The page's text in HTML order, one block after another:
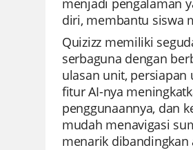
menjadi pengalaman
diri, membantu siswa
Quizizz memiliki
serbaguna dengan
ulasan unit, persiapan
fitur AI-nya
penggunaannya, dan
mudah menavigasi
menarik dibandingkan